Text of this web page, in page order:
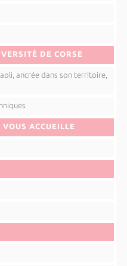
DE CORSE
ancrée dans son territoire,
ACCUEILLE